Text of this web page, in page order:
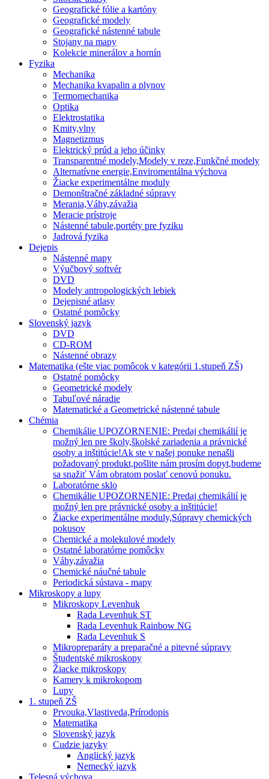
Geografické fólie a kartóny
Geografické modely
Geografické nástenné tabule
Stojany na mapy
Kolekcie minerálov a hornín
Fyzika
Mechanika
Mechanika kvapalin a plynov
Termomechanika
Optika
Elektrostatika
Kmity,vlny
Magnetizmus
Elektrický prúd a jeho účinky
Transparentné modely,Modely v reze,Funkčné modely
Alternatívne energie,Enviromentálna výchova
Žiacke experimentálne moduly
Demonštračné základné súpravy
Merania,Váhy,závažia
Meracie prístroje
Nástenné tabule,portéty pre fyziku
Jadrová fyzika
Dejepis
Nástenné mapy
Výučbový softvér
DVD
Modely antropologických lebiek
Dejepisné atlasy
Ostatné pomôcky
Slovenský jazyk
DVD
CD-ROM
Nástenné obrazy
Matematika (ešte viac pomôcok v kategórii 1.stupeň ZŠ)
Ostatné pomôcky
Geometrické modely
Tabuľové náradie
Matematické a Geometrické nástenné tabule
Chémia
Chemikálie UPOZORNENIE: Predaj chemikálií je
možný len pre školy,školské zariadenia a právnické
osoby a inštitúcie!Ak ste v našej ponuke nenašli
požadovaný produkt,pošlite nám prosím dopyt,budeme
sa snažiť Vám obratom poslať cenovú ponuku.
Laboratórne sklo
Chemikálie UPOZORNENIE: Predaj chemikálií je
možný len pre právnické osoby a inštitúcie!
Žiacke experimentálne moduly,Súpravy chemických
pokusov
Chemické a molekulové modely
Ostatné laboratórne pomôcky
Váhy,závažia
Chemické náučné tabule
Periodická sústava - mapy
Mikroskopy a lupy
Mikroskopy Levenhuk
Rada Levenhuk ST
Rada Levenhuk Rainbow NG
Rada Levenhuk S
Mikropreparáty a preparačné a pitevné súpravy
Študentské mikroskopy
Žiacke mikroskopy
Kamery k mikrokopom
Lupy
1. stupeň ZŠ
Prvouka,Vlastiveda,Prírodopis
Matematika
Slovenský jazyk
Cudzie jazyky
Anglický jazyk
Nemecký jazyk